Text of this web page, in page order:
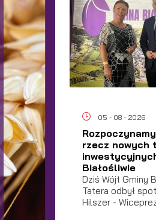
05 - 08 - 2026
rzecz nowych
Białośliwie
Dziś Wójt Gminy
Tatera odbył
Hilszer -
i